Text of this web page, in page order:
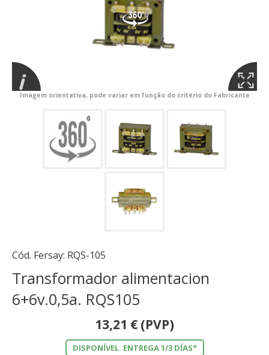
Imagem orientativa, pode variar em função do critério do Fabricante
Cód. Fersay: RQS-105
Transformador alimentacion
6+6v.0,5a. RQS105
13,21 € (PVP)
DISPONÍVEL. ENTREGA 1/3 DÍAS*